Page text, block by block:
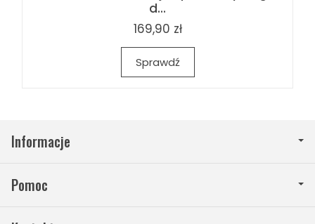
d...
169,90 zł
Sprawdź
Informacje
Pomoc